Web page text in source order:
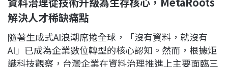
解決人才稀缺痛點
隨著生成式AI浪潮席捲全球，「沒有資料，就沒有
AI」已成為企業數位轉型的核心認知。然而，根據炬
識科技觀察，台灣企業在資料治理推進上主要面臨三